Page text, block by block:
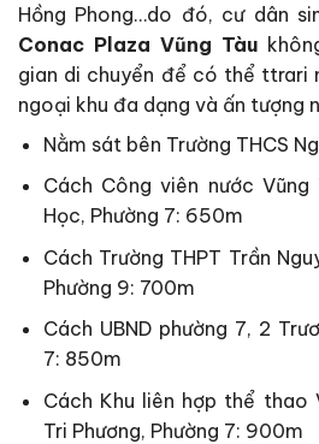
Hồng Phong…do đó, cư dân
Conac Plaza Vũng Tàu
gian di chuyển để có thể ttrari
ngoại khu đa dạng và ấn tượng
Nằm sát bên Trường THCS
Cách Công viên nước
Học, Phường 7: 650m
Cách Trường THPT Trần
Phường 9: 700m
Cách UBND phường 7, 2
7: 850m
Cách Khu liên hợp thể thao
Tri Phương, Phường 7: 900m